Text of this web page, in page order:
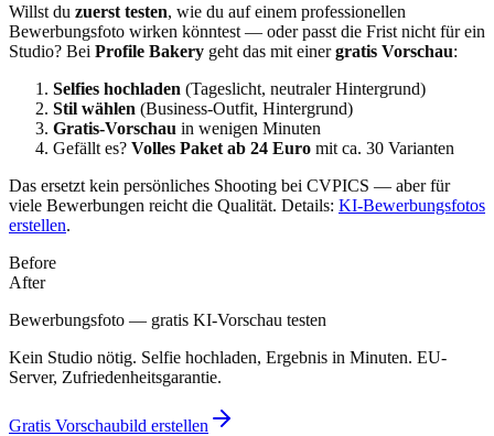
Willst du zuerst testen, wie du auf einem professionellen
Bewerbungsfoto wirken könntest — oder passt die Frist nicht für ein
Studio? Bei Profile Bakery geht das mit einergratis Vorschau:
Selfies hochladen (Tageslicht, neutraler Hintergrund)
Stil wählen (Business-Outfit, Hintergrund)
Gratis-Vorschau in wenigen Minuten
Gefällt es? Volles Paket ab 24 Euro mit ca. 30 Varianten
Das ersetzt kein persönliches Shooting bei CVPICS — aber für
viele Bewerbungen reicht die Qualität. Details: KI-Bewerbungsfotos
erstellen.
Before
After
Bewerbungsfoto — gratis KI-Vorschau testen
Kein Studio nötig. Selfie hochladen, Ergebnis in Minuten. EU-
Server, Zufriedenheitsgarantie.
Gratis Vorschaubild erstellen